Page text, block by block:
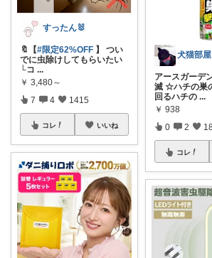
すったん🐰
🔖【#限定62%OFF 】 つい
でに虫除けしてもらいたい
└コ ...
￥ 3,480～
7 4 1415
コレ いいね
犬猫部
アースガーデ
滅 ☆ハチの巣
回るハチの ...
￥ 938
0 2
コレ